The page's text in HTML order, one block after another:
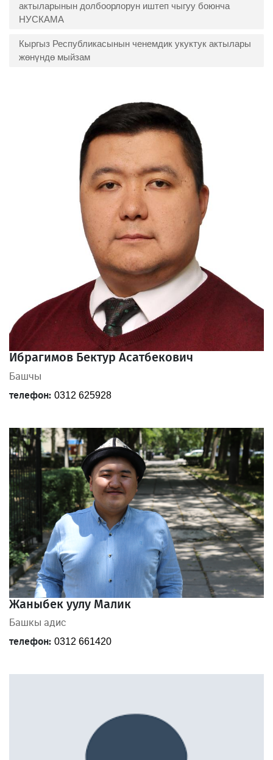
актыларынын долбоорлорун иштеп чыгуу боюнча
НУСКАМА
Кыргыз Республикасынын ченемдик укуктук актылары
жөнүндө мыйзам
Ибрагимов Бектур Асатбекович
Башчы
телефон: 0312 625928
Жаныбек уулу Малик
Башкы адис
телефон: 0312 661420